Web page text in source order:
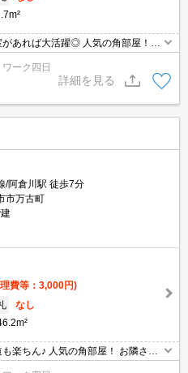
あれば大活躍◎ 人気の角部屋！他
も少ないです。また、日の光が入
お隣さまが少ないので生活音が軽減
ーク四日
詳細を見る
/阿倉川駅 徒歩7分
市万古町
費等：3,000円)
なし
楽ちん♪ 人気の角部屋！ お隣さま
軽減されます◎